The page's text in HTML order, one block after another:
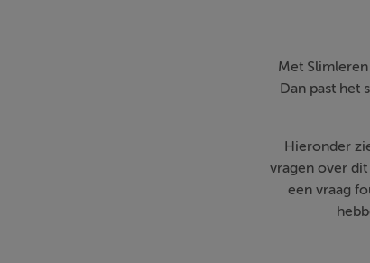
Met
Dan past het
Hieronder
vragen over
een vraag